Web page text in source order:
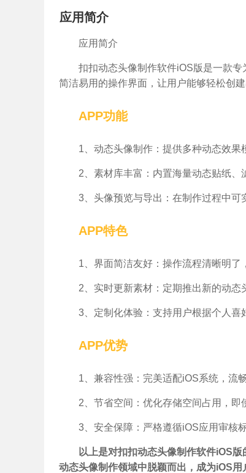
应用简介
应用简介
扣扣动态头像制作软件iOS版是一款
简洁易用的操作界面，让用户能够轻松创
APP功能
1、动态头像制作：提供多种动态效果
2、素材库丰富：内置海量动态贴纸、
3、头像预览与导出：在制作过程中可
APP特色
1、界面简洁友好：操作流程清晰明了
2、实时更新素材：定期推出新的动态
3、定制化体验：支持用户根据个人喜
APP优势
1、兼容性强：完美适配iOS系统，流
2、节省空间：优化存储空间占用，即
3、安全保障：严格遵循iOS应用审核
以上是对扣扣动态头像制作软件iOS
动态头像制作领域中脱颖而出，成为iOS